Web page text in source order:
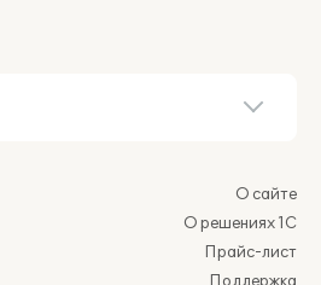
О сайте
О решениях 1С
Прайс-лист